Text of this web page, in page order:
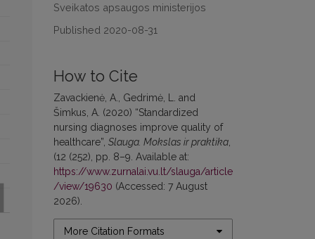
Sveikatos apsaugos ministerijos
Published 2020-08-31
How to Cite
Zavackienė, A., Gedrimė, L. and
Šimkus, A. (2020) “Standardized
nursing diagnoses improve quality of
healthcare”, Slauga. Mokslas ir praktika
(12 (252), pp. 8–9. Available at:
https://www.zurnalai.vu.lt/slauga/article
/view/19630 (Accessed: 7 August
2026).
More Citation Formats